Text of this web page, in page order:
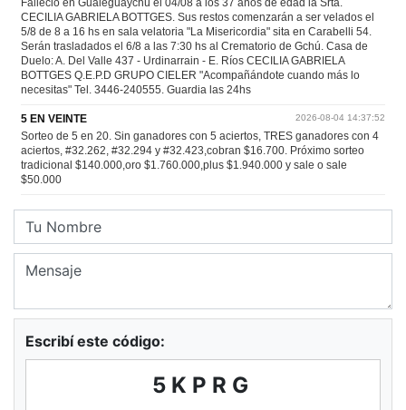
Escribí este código:
5KPRG